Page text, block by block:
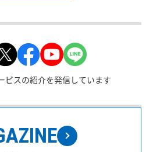
ビスの紹介を発信しています